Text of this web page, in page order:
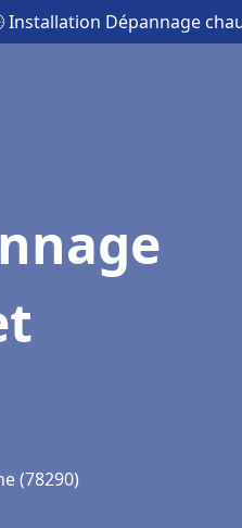
Installation Dépannage
(78290)